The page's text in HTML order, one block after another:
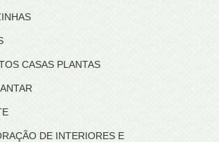
CASAS PLANTAS
DE INTERIORES E